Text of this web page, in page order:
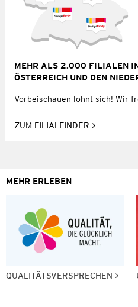
MEHR ALS 2.000 FILIALEN
ÖSTERREICH UND DEN
Vorbeischauen lohnt sich! Wir
ZUM FILIALFINDER
MEHR ERLEBEN
QUALITÄTSVERSPRECHEN